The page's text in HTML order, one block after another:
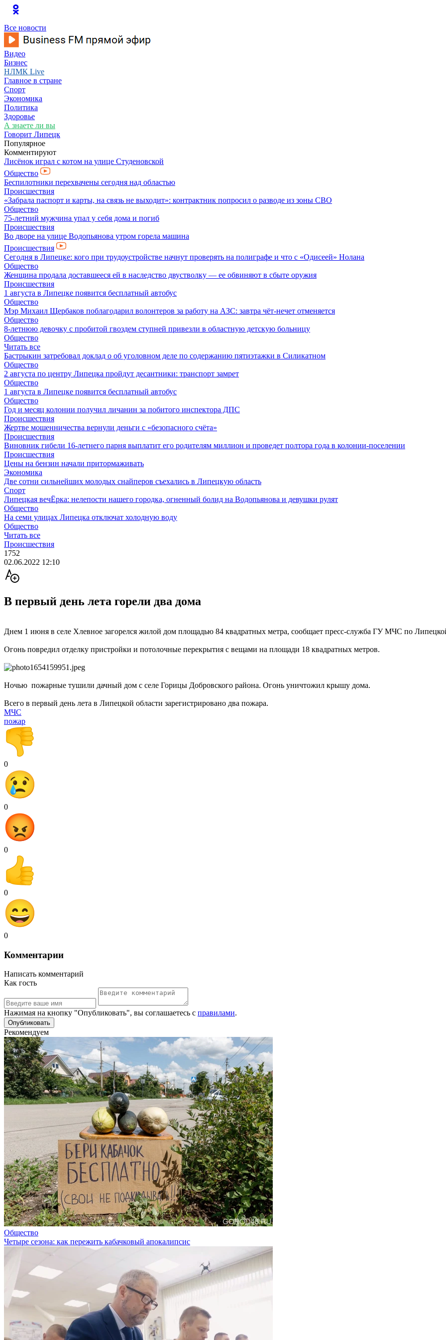
Все новости
Видео
Бизнес
НЛМК Live
Главное в стране
Спорт
Экономика
Политика
Здоровье
А знаете ли вы
Говорит Липецк
Популярное
Комментируют
Лисёнок играл с котом на улице Студеновской
Общество
Беспилотники перехвачены сегодня над областью
Происшествия
«Забрала паспорт и карты, на связь не выходит»: контрактник попросил о разводе из зоны СВО
Общество
75-летний мужчина упал у себя дома и погиб
Происшествия
Во дворе на улице Водопьянова утром горела машина
Происшествия
Сегодня в Липецке: кого при трудоустройстве начнут проверять на полиграфе и что с «Одисеей» Нолана
Общество
Женщина продала доставшееся ей в наследство двустволку — ее обвиняют в сбыте оружия
Происшествия
1 августа в Липецке появится бесплатный автобус
Общество
Мэр Михаил Щербаков поблагодарил волонтеров за работу на АЗС: завтра чёт-нечет отменяется
Общество
8-летнюю девочку с пробитой гвоздем ступней привезли в областную детскую больницу
Общество
Читать все
Бастрыкин затребовал доклад о об уголовном деле по содержанию пятиэтажки в Силикатном
Общество
2 августа по центру Липецка пройдут десантники: транспорт замрет
Общество
1 августа в Липецке появится бесплатный автобус
Общество
Год и месяц колонии получил личанин за побитого инспектора ДПС
Происшествия
Жертве мошенничества вернули деньги с «безопасного счёта»
Происшествия
Виновник гибели 16-летнего парня выплатит его родителям миллион и проведет полтора года в колонии-поселении
Происшествия
Цены на бензин начали притормаживать
Экономика
Две сотни сильнейших молодых снайперов съехались в Липецкую область
Спорт
Липецкая вечЁрка: нелепости нашего городка, огненный болид на Водопьянова и девушки рулят
Общество
На семи улицах Липецка отключат холодную воду
Общество
Читать все
Происшествия
1752
02.06.2022 12:10
В первый день лета горели два дома
Днем 1 июня в селе Хлевное загорелся жилой дом площадью 84 квадратных метра, сообщает пресс-служба ГУ МЧС по
Огонь повредил отделку пристройки и потолочные перекрытия с вещами на площади 18 квадратных метров.
Ночью пожарные тушили дачный дом с селе Горицы Добровского района. Огонь уничтожил крышу дома.
Всего в первый день лета в Липецкой области зарегистрировано два пожара.
МЧС
пожар
0
0
0
0
0
Комментарии
Написать комментарий
Как гость
Нажимая на кнопку "Опубликовать", вы соглашаетесь с правилами.
Рекомендуем
Общество
Четыре сезона: как пережить кабачковый апокалипсис